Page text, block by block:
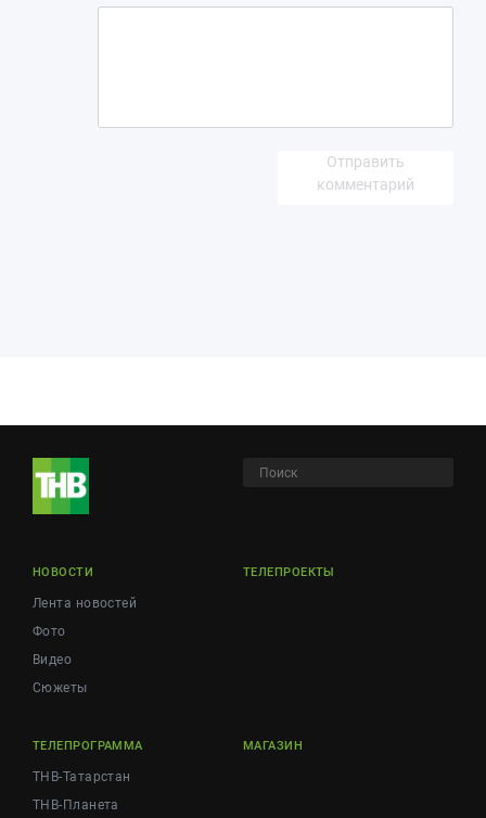
Отправить
комментарий
НОВОСТИ
Лента новостей
Фото
Видео
Сюжеты
ТЕЛЕПРОЕКТЫ
ТЕЛЕПРОГРАММА
ТНВ-Татарстан
ТНВ-Планета
МАГАЗИН